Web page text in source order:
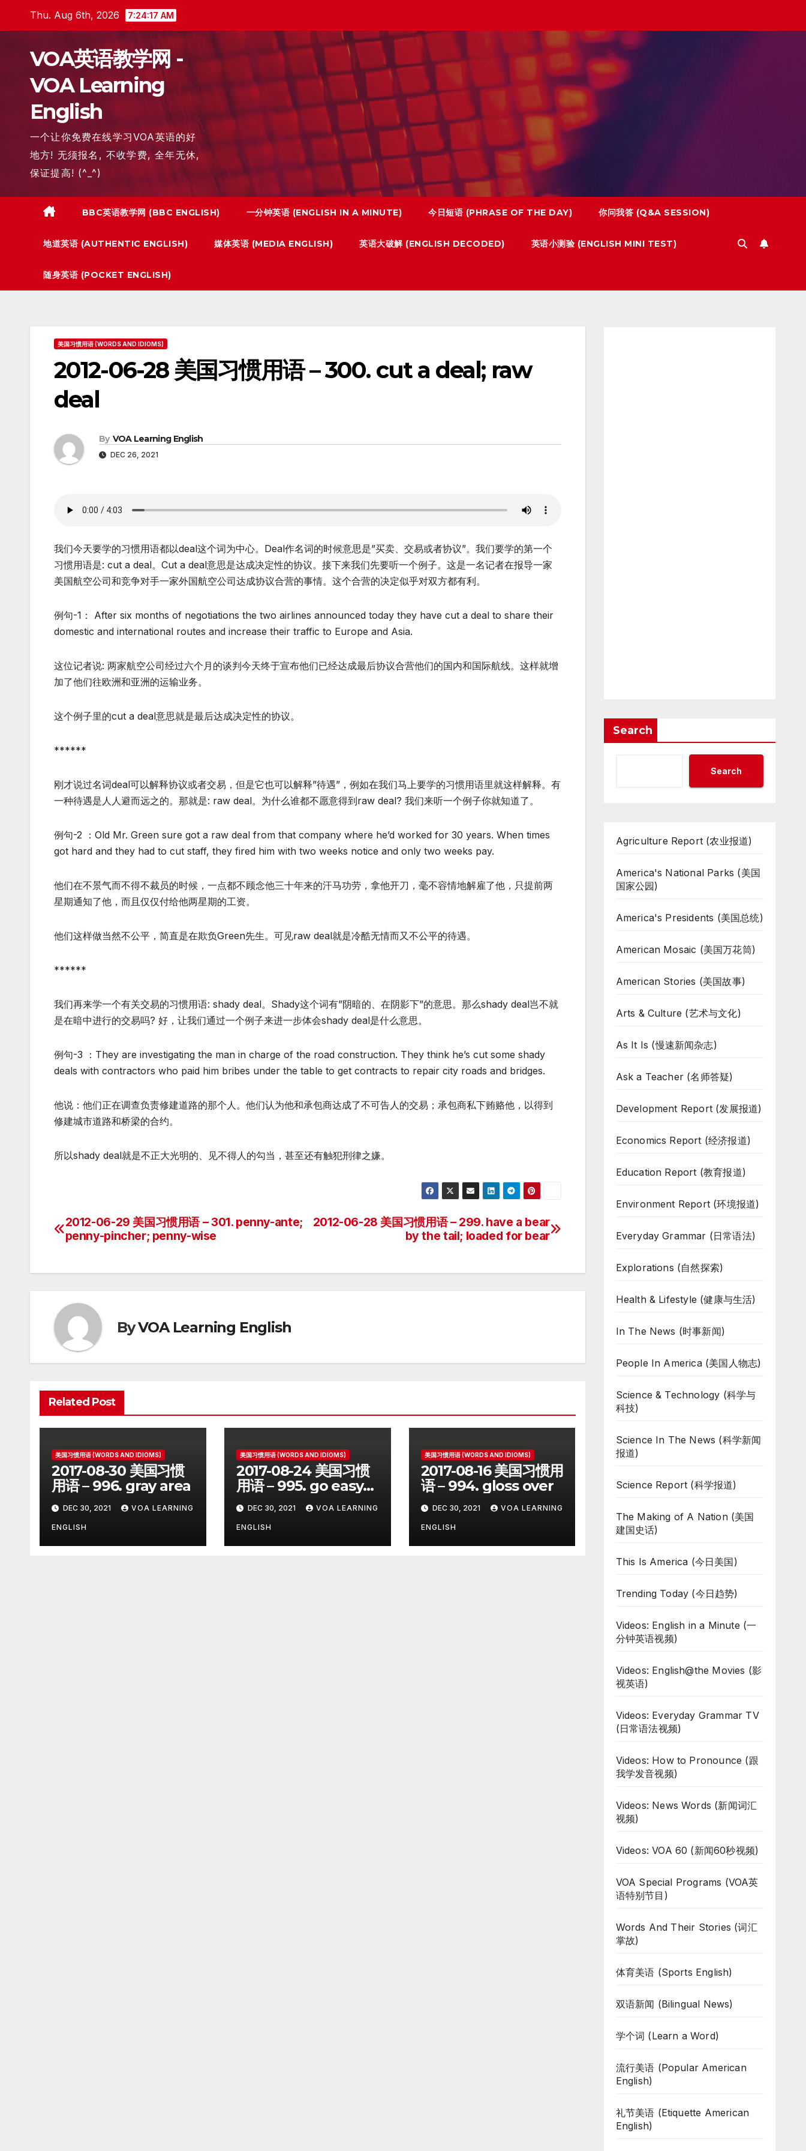
Thu. Aug 6th, 2026 7:24:18 AM
VOA英语教学网 -
VOA Learning
English
一个让你免费在线学习VOA英语的好
地方! 无须报名, 不收学费, 全年无休,
保证提高! (^_^)
BBC英语教学网 (BBC ENGLISH) 一分钟英语 (ENGLISH IN A MINUTE) 今日短语 (PHRASE OF THE DAY) 你问我答 (Q&A SESSION)
地道英语 (AUTHENTIC ENGLISH) 媒体英语 (MEDIA ENGLISH) 英语大破解 (ENGLISH DECODED) 英语小测验 (ENGLISH MINI TEST)
随身英语 (POCKET ENGLISH)
美国习惯用语 (WORDS AND IDIOMS)
2012-06-28 美国习惯用语 – 300. cut a deal; raw
deal
By VOA Learning English
DEC 26, 2021
我们今天要学的习惯用语都以deal这个词为中心。Deal作名词的时候意思是”买卖、交易或者协议”。我们要学的第一个
习惯用语是: cut a deal。Cut a deal意思是达成决定性的协议。接下来我们先要听一个例子。这是一名记者在报导一家
美国航空公司和竞争对手一家外国航空公司达成协议合营的事情。这个合营的决定似乎对双方都有利。
例句-1： After six months of negotiations the two airlines announced today they have cut a deal to share their
domestic and international routes and increase their traffic to Europe and Asia.
这位记者说: 两家航空公司经过六个月的谈判今天终于宣布他们已经达成最后协议合营他们的国内和国际航线。这样就增
加了他们往欧洲和亚洲的运输业务。
这个例子里的cut a deal意思就是最后达成决定性的协议。
******
刚才说过名词deal可以解释协议或者交易，但是它也可以解释”待遇”，例如在我们马上要学的习惯用语里就这样解释。有
一种待遇是人人避而远之的。那就是: raw deal。为什么谁都不愿意得到raw deal? 我们来听一个例子你就知道了。
例句-2 ：Old Mr. Green sure got a raw deal from that company where he’d worked for 30 years. When times
got hard and they had to cut staff, they fired him with two weeks notice and only two weeks pay.
他们在不景气而不得不裁员的时候，一点都不顾念他三十年来的汗马功劳，拿他开刀，毫不容情地解雇了他，只提前两
星期通知了他，而且仅仅付给他两星期的工资。
他们这样做当然不公平，简直是在欺负Green先生。可见raw deal就是冷酷无情而又不公平的待遇。
******
我们再来学一个有关交易的习惯用语: shady deal。Shady这个词有”阴暗的、在阴影下”的意思。那么shady deal岂不就
是在暗中进行的交易吗? 好，让我们通过一个例子来进一步体会shady deal是什么意思。
例句-3 ：They are investigating the man in charge of the road construction. They think he’s cut some shady
deals with contractors who paid him bribes under the table to get contracts to repair city roads and bridges.
他说：他们正在调查负责修建道路的那个人。他们认为他和承包商达成了不可告人的交易；承包商私下贿赂他，以得到
修建城市道路和桥梁的合约。
所以shady deal就是不正大光明的、见不得人的勾当，甚至还有触犯刑律之嫌。
Post
2012-06-28 美国习惯用语 – 299. have a bear
by the tail; loaded for bear
2012-06-29 美国习惯用语 – 301. penny-ante;
penny-pincher; penny-wise
ByVOA Learning English
Related Post
美国习惯用语 (WORDS AND IDIOMS)
2017-08-30 美国习惯
用语 – 996. gray area
DEC 30, 2021 VOA LEARNING
ENGLISH
美国习惯用语 (WORDS AND IDIOMS)
2017-08-24 美国习惯
用语 – 995. go easy
onDEC 30, 2021 VOA LEARNING
ENGLISH
美国习惯用语 (WORDS AND IDIOMS)
2017-08-16 美国习惯用
语 – 994. gloss over
DEC 30, 2021 VOA LEARNING
ENGLISH
Search
Search
Agriculture Report (农业报道)
America's National Parks (美国
国家公园)
America's Presidents (美国总统)
American Mosaic (美国万花筒)
American Stories (美国故事)
Arts & Culture (艺术与文化)
As It Is (慢速新闻杂志)
Ask a Teacher (名师答疑)
Development Report (发展报道)
Economics Report (经济报道)
Education Report (教育报道)
Environment Report (环境报道)
Everyday Grammar (日常语法)
Explorations (自然探索)
Health & Lifestyle (健康与生活)
In The News (时事新闻)
People In America (美国人物志)
Science & Technology (科学与
科技)
Science In The News (科学新闻
报道)
Science Report (科学报道)
The Making of A Nation (美国
建国史话)
This Is America (今日美国)
Trending Today (今日趋势)
Videos: English in a Minute (一
分钟英语视频)
Videos: English@the Movies (影
视英语)
Videos: Everyday Grammar TV
(日常语法视频)
Videos: How to Pronounce (跟
我学发音视频)
Videos: News Words (新闻词汇
视频)
Videos: VOA 60 (新闻60秒视频)
VOA Special Programs (VOA英
语特别节目)
Words And Their Stories (词汇
掌故)
体育美语 (Sports English)
双语新闻 (Bilingual News)
学个词 (Learn a Word)
流行美语 (Popular American
English)
礼节美语 (Etiquette American
English)